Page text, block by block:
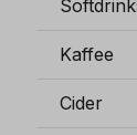
Kaffee
Cider